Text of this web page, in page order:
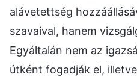
alávetettség
szavaival, hanem
Egyáltalán nem az
útként fogadják el,